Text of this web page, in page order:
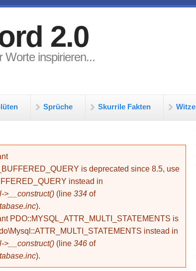
2.0
Worte inspirieren...
Sprüche Skurrile Fakten Witze
is deprecated since 8.5, use
instead in
>__construct() (line 334 of
).
PDO::MYSQL_ATTR_MULTI_STATEMENTS is
instead in
>__construct() (line 346 of
).